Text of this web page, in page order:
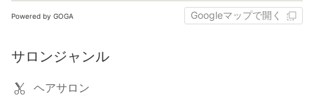
Powered by GOGA Googleマップで開く
サロンジャンル
ヘアサロン